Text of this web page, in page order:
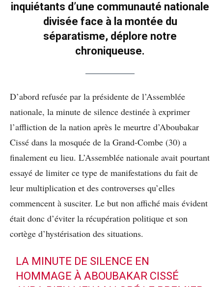
inquiétants d’une communauté nationale
divisée face à la montée du
séparatisme, déplore notre
chroniqueuse.
D’abord refusée par la présidente de l’Assemblée
nationale, la minute de silence destinée à exprimer
l’affliction de la nation après le meurtre d’Aboubakar
Cissé dans la mosquée de la Grand-Combe (30) a
finalement eu lieu. L’Assemblée nationale avait pourtant
essayé de limiter ce type de manifestations du fait de
leur multiplication et des controverses qu’elles
commencent à susciter. Le but non affiché mais évident
était donc d’éviter la récupération politique et son
cortège d’hystérisation des situations.
LA MINUTE DE SILENCE EN
HOMMAGE À ABOUBAKAR CISSÉ